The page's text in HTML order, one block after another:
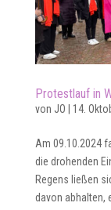
Protestlauf in
von JO 14.
Am 09.10.2024
die drohenden
Regens ließen
davon abhalten,